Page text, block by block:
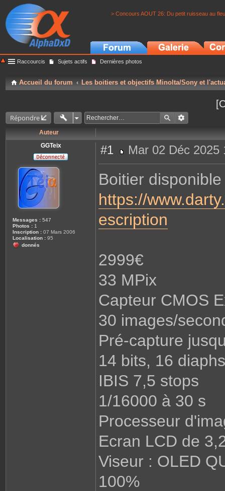
> Concours AOUT 26: Du petit ruisseau au
Raccourcis Sujets actifs Dernières photos
Accueil du forum Les boitiers et objectifs Minolta/Sony et
Répondre
Auteur
GGTeix
Messages : 547
Photos : 1
Inscription : 07 Mars 2006
Localisation : 95
donnés
#1
e
Mar 02 Déc 2025
Boitier
https://
escription
2999€
33 MPix
Capteur CMOS
30 images/
Pré-capture
14 bits, 16 diaphs
IBIS 7,5 stops
1/16000 à 30 s
Processeur
Ecran LCD de
Viseur : OLED
100%